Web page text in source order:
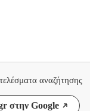
αναζήτησης
στην Google